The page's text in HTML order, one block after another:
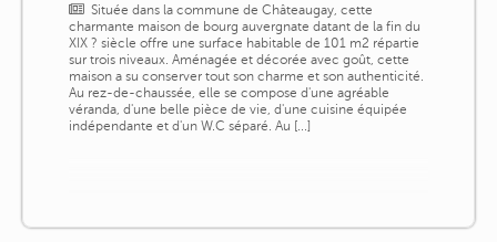
Située dans la commune de Châteaugay, cette
charmante maison de bourg auvergnate datant de la fin du
XIX ? siècle offre une surface habitable de 101 m2 répartie
sur trois niveaux. Aménagée et décorée avec goût, cette
maison a su conserver tout son charme et son authenticité.
Au rez-de-chaussée, elle se compose d'une agréable
véranda, d'une belle pièce de vie, d'une cuisine équipée
indépendante et d'un W.C séparé. Au [...]